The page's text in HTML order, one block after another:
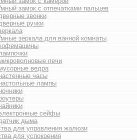
замок с отпечатками пальцев
звонки
ручки
зеркала для ванной комнаты
печи
ведра
часы
лампы
сейфы
дыма
для управления жалюзи
для успокоения